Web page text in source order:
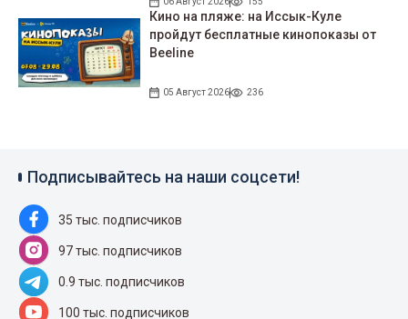
Кино на пляже: на Иссык-Куле
пройдут беcплатные кинопоказы от
Beeline
05 Август 2026 236
Подписывайтесь на наши соцсети!
35 тыс. подписчиков
97 тыс. подписчиков
0.9 тыс. подписчиков
100 тыс. подписчиков